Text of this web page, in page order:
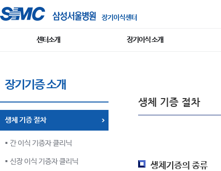
장기이식센터
센터소개 장기이식 소개
장기기증 소개
생체 기증 절차
간 이식 기증자 클리닉
신장 이식 기증자 클리닉
생체 기증 절차
생체기증의 종류